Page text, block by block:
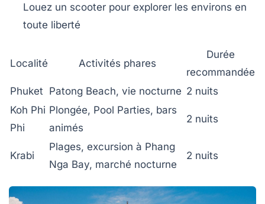
Louez un scooter pour explorer les environs en
toute liberté
Localité Activités phares
Durée
recommandée
Phuket Patong Beach, vie nocturne 2 nuits
Koh Phi
Phi
Plongée, Pool Parties, bars
animés
2 nuits
Krabi
Plages, excursion à Phang
Nga Bay, marché nocturne
2 nuits